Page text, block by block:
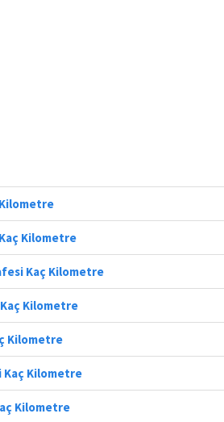
Kilometre
Kilometre
Kaç Kilometre
Kilometre
Kilometre
Kaç Kilometre
Kilometre